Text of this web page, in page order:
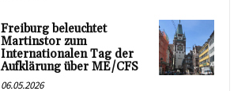
Freiburg beleuchtet
Martinstor zum
Internationalen Tag der
Aufklärung über ME/CFS
06.05.2026